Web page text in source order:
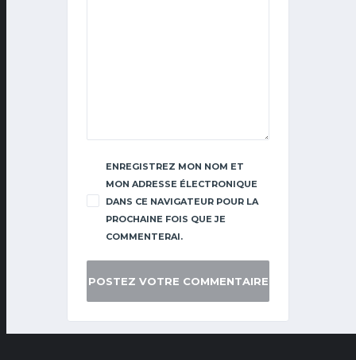
ENREGISTREZ MON NOM ET
MON ADRESSE ÉLECTRONIQUE
DANS CE NAVIGATEUR POUR LA
PROCHAINE FOIS QUE JE
COMMENTERAI.